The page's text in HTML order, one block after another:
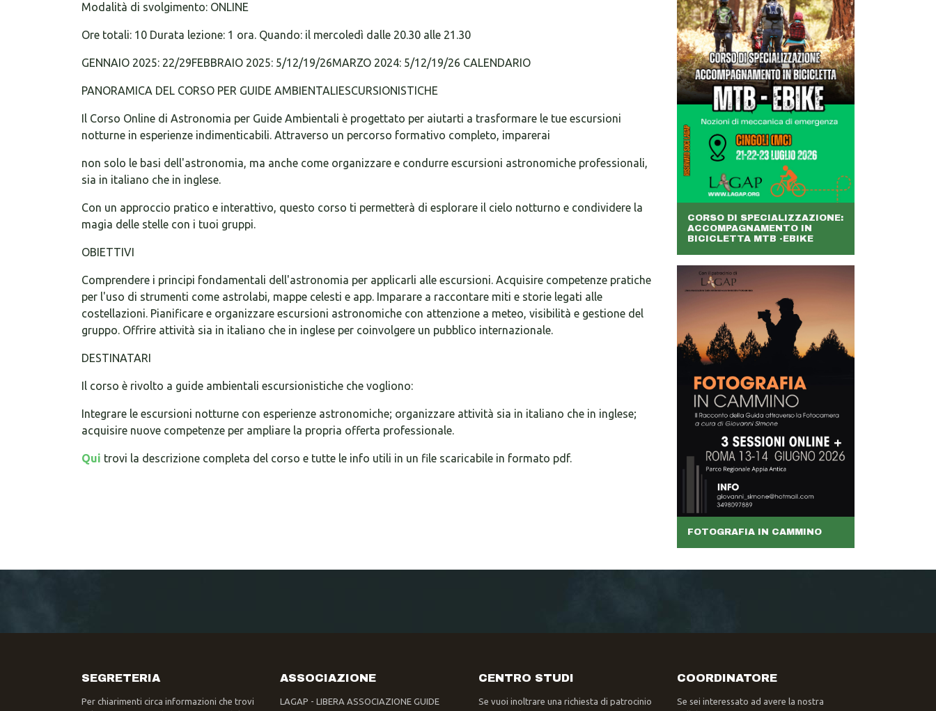
Modalità di svolgimento: ONLINE
Ore totali: 10 Durata lezione: 1 ora. Quando: il mercoledì dalle 20.30 alle 21.30
GENNAIO 2025: 22/29FEBBRAIO 2025: 5/12/19/26MARZO 2024: 5/12/19/26 CALENDARIO
PANORAMICA DEL CORSO PER GUIDE AMBIENTALIESCURSIONISTICHE
Il Corso Online di Astronomia per Guide Ambientali è progettato per aiutarti a trasformare le tue escursioni
notturne in esperienze indimenticabili. Attraverso un percorso formativo completo, imparerai
non solo le basi dell'astronomia, ma anche come organizzare e condurre escursioni astronomiche professionali,
sia in italiano che in inglese.
Con un approccio pratico e interattivo, questo corso ti permetterà di esplorare il cielo notturno e condividere la
magia delle stelle con i tuoi gruppi.
OBIETTIVI
Comprendere i principi fondamentali dell'astronomia per applicarli alle escursioni. Acquisire competenze pratiche
per l'uso di strumenti come astrolabi, mappe celesti e app. Imparare a raccontare miti e storie legati alle
costellazioni. Pianificare e organizzare escursioni astronomiche con attenzione a meteo, visibilità e gestione del
gruppo. Offrire attività sia in italiano che in inglese per coinvolgere un pubblico internazionale.
DESTINATARI
Il corso è rivolto a guide ambientali escursionistiche che vogliono:
Integrare le escursioni notturne con esperienze astronomiche; organizzare attività sia in italiano che in inglese;
acquisire nuove competenze per ampliare la propria offerta professionale.
Qui trovi la descrizione completa del corso e tutte le info utili in un file scaricabile in formato pdf.
CORSO DI SPECIALIZZAZIONE:
ACCOMPAGNAMENTO IN
BICICLETTA MTB -EBIKE
FOTOGRAFIA IN CAMMINO
SEGRETERIA
Per chiarimenti circa informazioni che trovi
ASSOCIAZIONE
LAGAP - LIBERA ASSOCIAZIONE GUIDE
CENTRO STUDI
Se vuoi inoltrare una richiesta di patrocinio
COORDINATORE
Se sei interessato ad avere la nostra